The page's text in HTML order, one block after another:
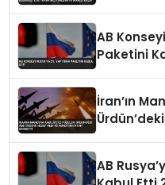
AB
Paketini
İran’ın
AB